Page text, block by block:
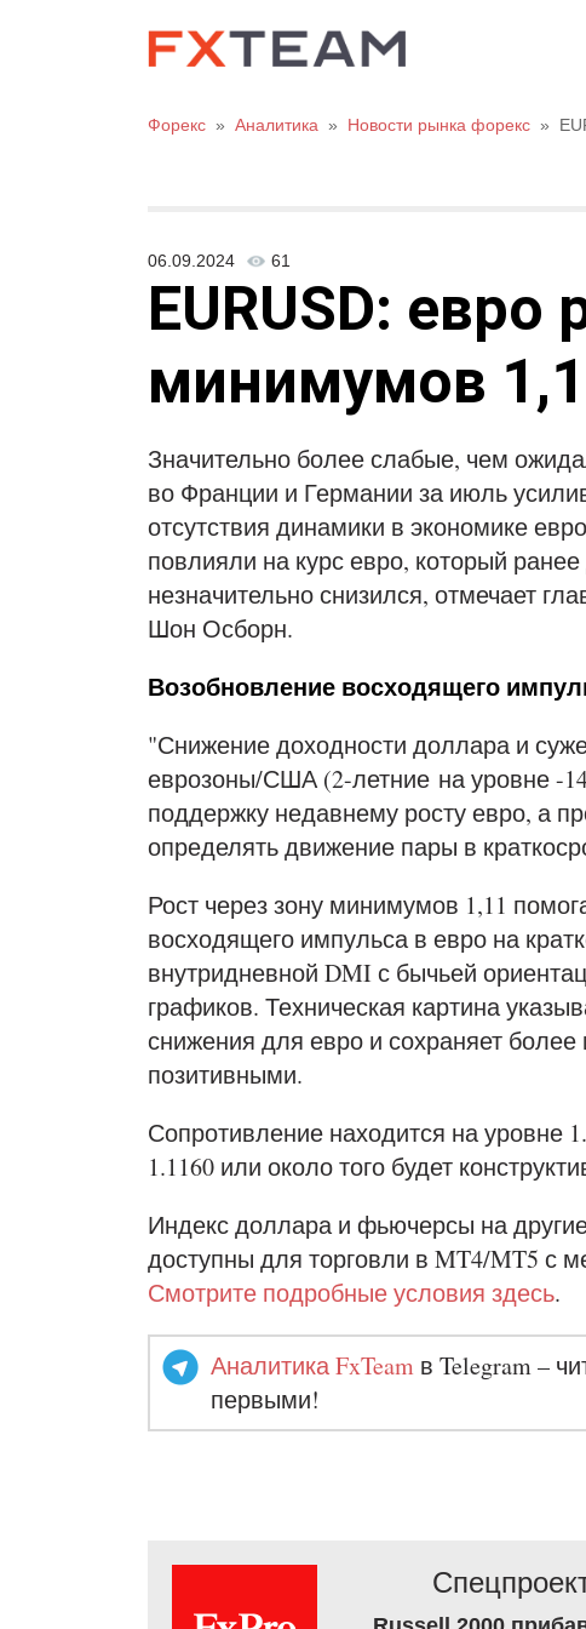
Форекс » Аналитика » Новости рынка форекс »
06.09.2024 61
EURUSD: евро
минимумов
Значительно более слабые, чем
во Франции и Германии за июль
отсутствия динамики в экономике
повлияли на курс евро, который ранее
незначительно снизился, отмечает
Шон Осборн.
Возобновление восходящего
"Снижение доходности доллара и
еврозоны/США (2-летние на уровне -
поддержку недавнему росту евро, а
определять движение пары в
Рост через зону минимумов 1,11
восходящего импульса в евро на
внутридневной DMI с бычьей
графиков. Техническая картина
снижения для евро и сохраняет
позитивными.
Сопротивление находится на уровне
1.1160 или около того будет
Индекс доллара и фьючерсы на
доступны для торговли в MT4/MT5 с
Смотрите подробные условия здесь.
Аналитика FxTeam в Telegram –
первыми!